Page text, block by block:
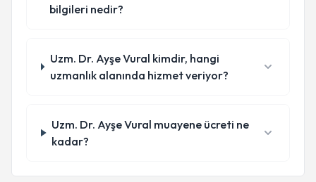
bilgileri nedir?
Uzm. Dr. Ayşe Vural kimdir, hangi
uzmanlık alanında hizmet veriyor?
Uzm. Dr. Ayşe Vural muayene ücreti ne
kadar?